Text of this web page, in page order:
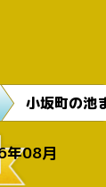
小坂町の池
年08月